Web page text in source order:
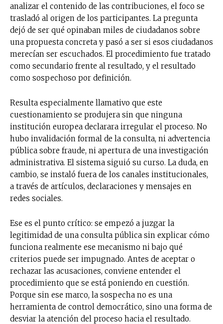
analizar el contenido de las contribuciones, el foco se
trasladó al origen de los participantes. La pregunta
dejó de ser qué opinaban miles de ciudadanos sobre
una propuesta concreta y pasó a ser si esos ciudadanos
merecían ser escuchados. El procedimiento fue tratado
como secundario frente al resultado, y el resultado
como sospechoso por definición.
Resulta especialmente llamativo que este
cuestionamiento se produjera sin que ninguna
institución europea declarara irregular el proceso. No
hubo invalidación formal de la consulta, ni advertencia
pública sobre fraude, ni apertura de una investigación
administrativa. El sistema siguió su curso. La duda, en
cambio, se instaló fuera de los canales institucionales,
a través de artículos, declaraciones y mensajes en
redes sociales.
Ese es el punto crítico: se empezó a juzgar la
legitimidad de una consulta pública sin explicar cómo
funciona realmente ese mecanismo ni bajo qué
criterios puede ser impugnado. Antes de aceptar o
rechazar las acusaciones, conviene entender el
procedimiento que se está poniendo en cuestión.
Porque sin ese marco, la sospecha no es una
herramienta de control democrático, sino una forma de
desviar la atención del proceso hacia el resultado.